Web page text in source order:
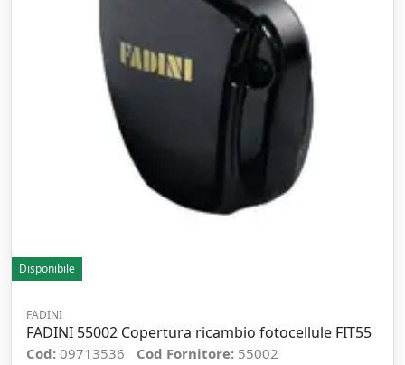
Disponibile
FADINI
FADINI 55002 Copertura ricambio fotocellule FIT55
Cod: 09713536 Cod Fornitore: 55002